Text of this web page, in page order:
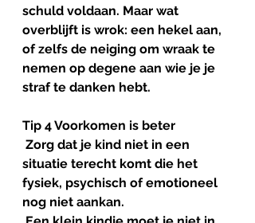
schuld voldaan. Maar wat
overblijft is wrok: een hekel aan,
of zelfs de neiging om wraak te
nemen op degene aan wie je je
straf te danken hebt.
Tip 4 Voorkomen is beter
situatie terecht komt die het
fysiek, psychisch of emotioneel
nog niet aankan.